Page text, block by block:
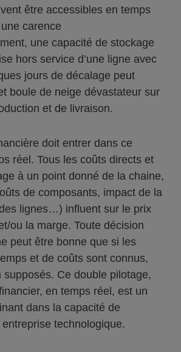
être accessibles en temps
carence
une capacité de stockage
hors service d’une ligne avec
jours de décalage peut
boule de neige dévastateur sur
et de livraison.
doit entrer dans ce
réel. Tous les coûts directs et
à un point donné de la chaine,
de composants, impact de la
lignes…) influent sur le prix
ou la marge. Toute décision
peut être bonne que si les
et de coûts sont connus,
supposés. Ce double pilotage,
en temps réel, est un
dans la capacité de
entreprise technologique.